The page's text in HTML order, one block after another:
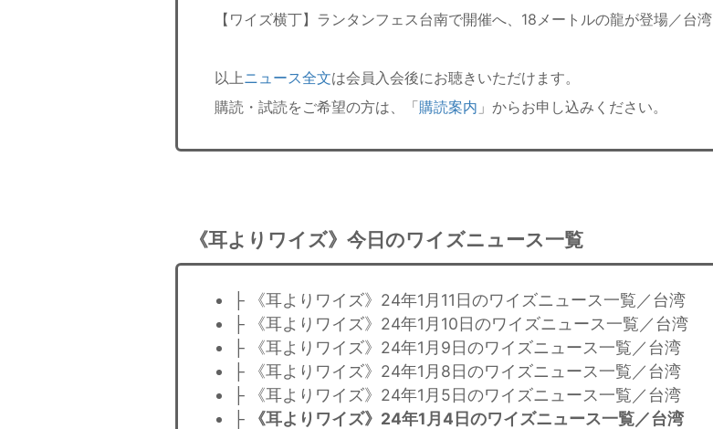
【ワイズ横丁】ランタンフェス台南で開催へ、18メートルの龍が登場／台湾
以上ニュース全文は会員入会後にお聴きいただけます。
購読・試読をご希望の方は、「購読案内 」からお申し込みください。
《耳よりワイズ》今日のワイズニュース一覧
├ 《耳よりワイズ》24年1月11日のワイズニュース一覧／台湾
├ 《耳よりワイズ》24年1月10日のワイズニュース一覧／台湾
├ 《耳よりワイズ》24年1月9日のワイズニュース一覧／台湾
├ 《耳よりワイズ》24年1月8日のワイズニュース一覧／台湾
├ 《耳よりワイズ》24年1月5日のワイズニュース一覧／台湾
├
《耳よりワイズ》24年1月4日のワイズニュース一覧／台湾